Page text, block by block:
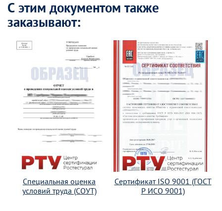
С этим документом также
заказывают:
Специальная оценка
условий труда (СОУТ)
Сертификат ISO 9001 (ГОСТ
Р ИСО 9001)